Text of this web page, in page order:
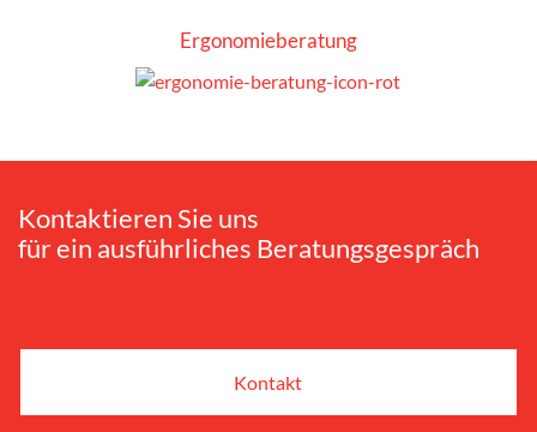
Ergonomie­beratung
Kontaktieren Sie uns
für ein ausführliches Beratungsgespräch
Kontakt